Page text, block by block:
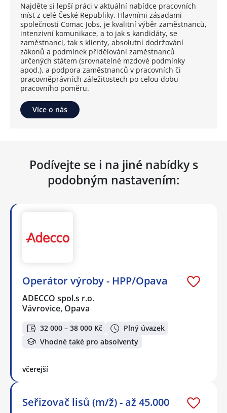
Najděte si lepší práci v aktuální nabídce pracovních
míst z celé České Republiky. Hlavními zásadami
společnosti Comac Jobs, je kvalitní výběr zaměstnanců,
intenzivní komunikace, a to jak s kandidáty, se
zaměstnanci, tak s klienty, absolutní dodržování
zákonů a podmínek přidělování zaměstnanců
určených státem (srovnatelné mzdové podmínky
apod.), a podpora zaměstnanců v pracovních či
pracovněprávních záležitostech po celou dobu
pracovního poměru.
Více o nás
Podívejte se i na jiné nabídky s
podobným nastavením:
Operátor výroby - HPP/Opava
ADECCO spol.s r.o.
Vávrovice, Opava
32 000 – 38 000 Kč
Plný úvazek
Vhodné také pro absolventy
včerejší
Seřizovač lisů (m/ž) - až 45.000